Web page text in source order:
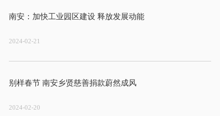
南安：加快工业园区建设 释放发展动能
2024-02-21
别样春节 南安乡贤慈善捐款蔚然成风
2024-02-20